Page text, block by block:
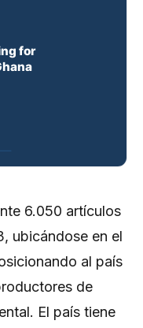
6.050 artículos
ubicándose en el
al país
de
El país tiene